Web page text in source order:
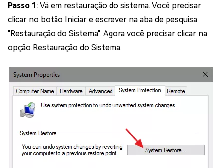
Passo 1: Vá em restauração do sistema. Você precisar
clicar no botão Iniciar e escrever na aba de pesquisa
"Restauração do Sistema". Agora você precisar clicar na
opção Restauração do Sistema.